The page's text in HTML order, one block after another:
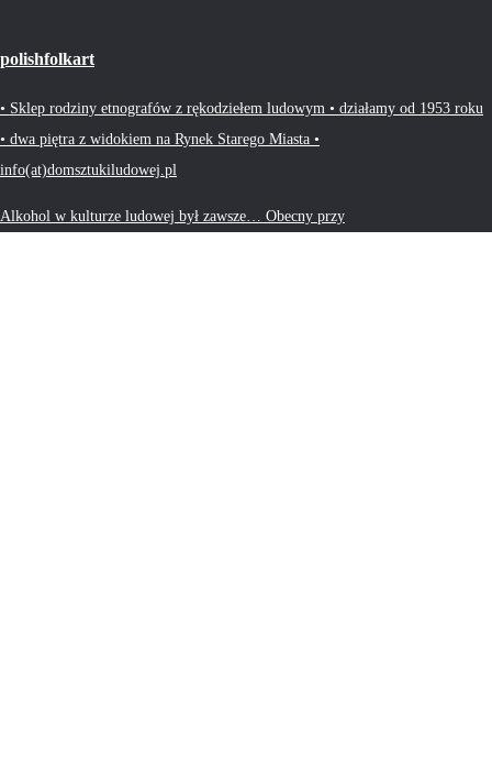
polishfolkart
• Sklep rodziny etnografów z rękodziełem ludowym • działamy od 1953 roku
• dwa piętra z widokiem na Rynek Starego Miasta •
info(at)domsztukiludowej.pl
Alkohol w kulturze ludowej był zawsze… Obecny przy